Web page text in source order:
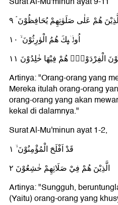
هُمْ عَلٰى صَلَوٰتِهِمْ يُحَافِظُوْنَ ۘ ٩
اُولٰۤىِٕكَ هُمُ الْوٰرِثُوْنَ ۙ ١٠
الْفِرْدَوْسَۗ هُمْ فِيْهَا خٰلِدُوْنَ ١١
Artinya: "Orang-orang yang
Mereka itulah orang-orang
orang-orang yang akan
kekal di dalamnya."
Surat Al-Mu'minun ayat 1-2,
قَدْ اَفْلَحَ الْمُؤْمِنُوْنَ ۙ ١
الَّذِيْنَ هُمْ فِيْ صَلَاتِهِمْ خٰشِعُوْنَ ٢
Artinya: "Sungguh,
(Yaitu) orang-orang yang